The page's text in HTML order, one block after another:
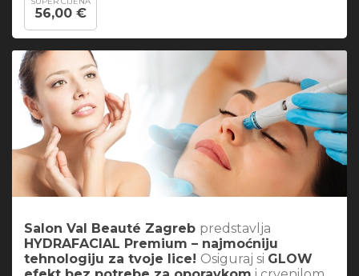
56,00 €
Salon Val Beauté Zagreb predstavlja
HYDRAFACIAL Premium – najmoćniju
tehnologiju za tvoje lice! Osiguraj si GLOW